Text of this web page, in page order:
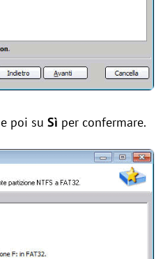
e poi su Sì per confermare.